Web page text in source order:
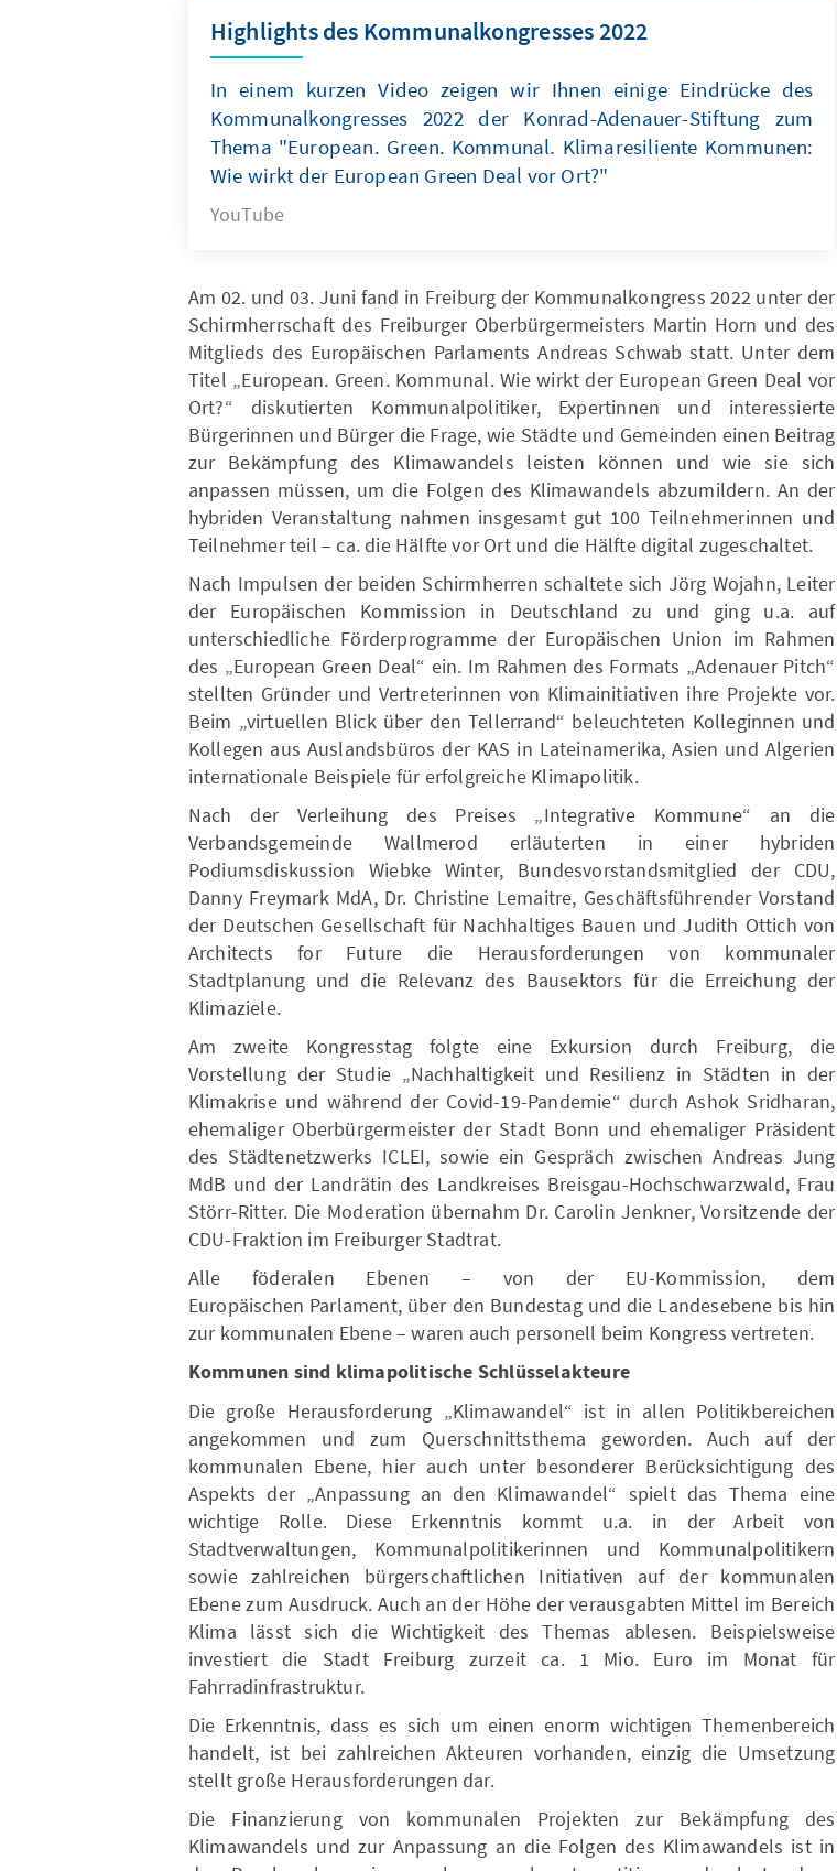
Highlights des Kommunalkongresses 2022
In einem kurzen Video zeigen wir Ihnen einige Eindrücke des
Kommunalkongresses 2022 der Konrad-Adenauer-Stiftung zum
Thema "European. Green. Kommunal. Klimaresiliente Kommunen:
Wie wirkt der European Green Deal vor Ort?"
YouTube
Am 02. und 03. Juni fand in Freiburg der Kommunalkongress 2022 unter der
Schirmherrschaft des Freiburger Oberbürgermeisters Martin Horn und des
Mitglieds des Europäischen Parlaments Andreas Schwab statt. Unter dem
Titel „European. Green. Kommunal. Wie wirkt der European Green Deal vor
Ort?“ diskutierten Kommunalpolitiker, Expertinnen und interessierte
Bürgerinnen und Bürger die Frage, wie Städte und Gemeinden einen Beitrag
zur Bekämpfung des Klimawandels leisten können und wie sie sich
anpassen müssen, um die Folgen des Klimawandels abzumildern. An der
hybriden Veranstaltung nahmen insgesamt gut 100 Teilnehmerinnen und
Teilnehmer teil – ca. die Hälfte vor Ort und die Hälfte digital zugeschaltet.
Nach Impulsen der beiden Schirmherren schaltete sich Jörg Wojahn, Leiter
der Europäischen Kommission in Deutschland zu und ging u.a. auf
unterschiedliche Förderprogramme der Europäischen Union im Rahmen
des „European Green Deal“ ein. Im Rahmen des Formats „Adenauer Pitch“
stellten Gründer und Vertreterinnen von Klimainitiativen ihre Projekte vor.
Beim „virtuellen Blick über den Tellerrand“ beleuchteten Kolleginnen und
Kollegen aus Auslandsbüros der KAS in Lateinamerika, Asien und Algerien
internationale Beispiele für erfolgreiche Klimapolitik.
Nach der Verleihung des Preises „Integrative Kommune“ an die
Verbandsgemeinde Wallmerod erläuterten in einer hybriden
Podiumsdiskussion Wiebke Winter, Bundesvorstandsmitglied der CDU,
Danny Freymark MdA, Dr. Christine Lemaitre, Geschäftsführender Vorstand
der Deutschen Gesellschaft für Nachhaltiges Bauen und Judith Ottich von
Architects for Future die Herausforderungen von kommunaler
Stadtplanung und die Relevanz des Bausektors für die Erreichung der
Klimaziele.
Am zweite Kongresstag folgte eine Exkursion durch Freiburg, die
Vorstellung der Studie „Nachhaltigkeit und Resilienz in Städten in der
Klimakrise und während der Covid-19-Pandemie“ durch Ashok Sridharan,
ehemaliger Oberbürgermeister der Stadt Bonn und ehemaliger Präsident
des Städtenetzwerks ICLEI, sowie ein Gespräch zwischen Andreas Jung
MdB und der Landrätin des Landkreises Breisgau-Hochschwarzwald, Frau
Störr-Ritter. Die Moderation übernahm Dr. Carolin Jenkner, Vorsitzende der
CDU-Fraktion im Freiburger Stadtrat.
Alle föderalen Ebenen – von der EU-Kommission, dem
Europäischen Parlament, über den Bundestag und die Landesebene bis hin
zur kommunalen Ebene – waren auch personell beim Kongress vertreten.
Kommunen sind klimapolitische Schlüsselakteure
Die große Herausforderung „Klimawandel“ ist in allen Politikbereichen
angekommen und zum Querschnittsthema geworden. Auch auf der
kommunalen Ebene, hier auch unter besonderer Berücksichtigung des
Aspekts der „Anpassung an den Klimawandel“ spielt das Thema eine
wichtige Rolle. Diese Erkenntnis kommt u.a. in der Arbeit von
Stadtverwaltungen, Kommunalpolitikerinnen und Kommunalpolitikern
sowie zahlreichen bürgerschaftlichen Initiativen auf der kommunalen
Ebene zum Ausdruck. Auch an der Höhe der verausgabten Mittel im Bereich
Klima lässt sich die Wichtigkeit des Themas ablesen. Beispielsweise
investiert die Stadt Freiburg zurzeit ca. 1 Mio. Euro im Monat für
Fahrradinfrastruktur.
Die Erkenntnis, dass es sich um einen enorm wichtigen Themenbereich
handelt, ist bei zahlreichen Akteuren vorhanden, einzig die Umsetzung
stellt große Herausforderungen dar.
Die Finanzierung von kommunalen Projekten zur Bekämpfung des
Klimawandels und zur Anpassung an die Folgen des Klimawandels ist in